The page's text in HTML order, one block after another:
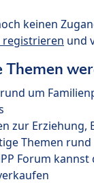
keinen
registrieren und
Themen
um
zur Erziehung,
Themen
Forum